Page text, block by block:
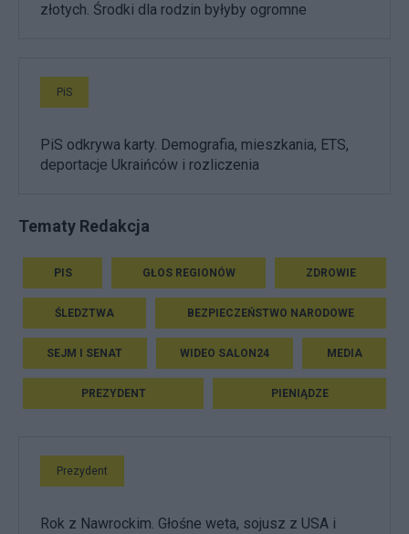
złotych. Środki dla rodzin byłyby ogromne
PiS
PiS odkrywa karty. Demografia, mieszkania, ETS,
deportacje Ukraińców i rozliczenia
Tematy Redakcja
PIS GŁOS REGIONÓW ZDROWIE
ŚLEDZTWA BEZPIECZEŃSTWO NARODOWE
SEJM I SENAT WIDEO SALON24 MEDIA
PREZYDENT PIENIĄDZE
Prezydent
Rok z Nawrockim. Głośne weta, sojusz z USA i